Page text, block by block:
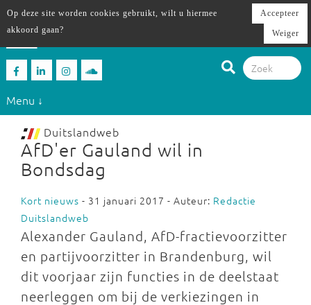
Menu ↓
Duitslandweb
AfD'er Gauland wil in
Bondsdag
Kort nieuws - 31 januari 2017 - Auteur: Redactie
Duitslandweb
Alexander Gauland, AfD-fractievoorzitter
en partijvoorzitter in Brandenburg, wil
dit voorjaar zijn functies in de deelstaat
neerleggen om bij de verkiezingen in
Op deze site worden cookies gebruikt, wilt u hiermee
akkoord gaan?
Accepteer
Weiger